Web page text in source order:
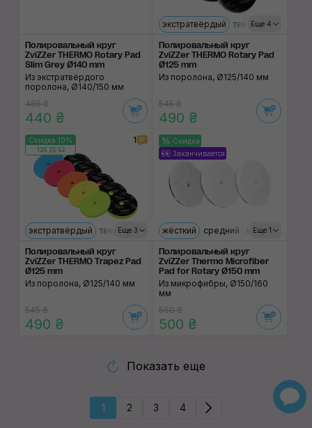
Полировальный круг
ZviZZer THERMO Rotary Pad
Slim Grey Ø140 mm
Из экстратвёрдого
поролона, Ø140/150 мм
485 ₴
440 ₴
Еще 4
экстратвёрдый твёрдый мягкий
Полировальный круг
ZviZZer THERMO Rotary Pad
Ø125 mm
Из поролона, Ø125/140 мм
545 ₴
490 ₴
Скидка 10%
125:25:52
1
Еще 3
экстратвёрдый твёрдый мягкий ультрамягкий средний
Полировальный круг
ZviZZer THERMO Trapez Pad
Ø125 mm
Из поролона, Ø125/140 мм
545 ₴
490 ₴
Скидка
Заканчивается
Еще 1
жёсткий средний мягкий
Полировальный круг
ZviZZer Thermo Microfiber
Pad for Rotary Ø150 mm
Из микрофибры, Ø150/160
мм
560 ₴
500 ₴
Показать еще
1 2 3 4